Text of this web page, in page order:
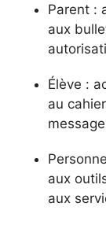
Parent :
aux
Élève :
au
aux
aux